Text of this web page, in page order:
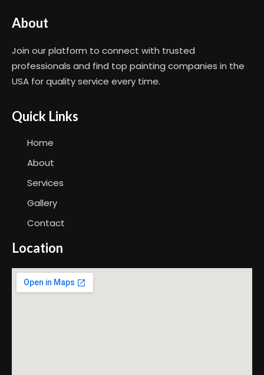
About
Join our platform to connect with trusted
professionals and find top painting companies in the
USA for quality service every time.
Quick Links
Home
About
Services
Gallery
Contact
Location